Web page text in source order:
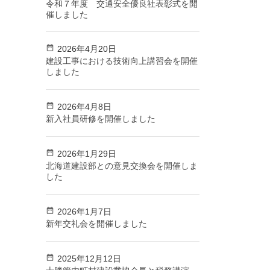
令和７年度 交通安全優良社表彰式を開
催しました
2026年4月20日
建設工事における技術向上講習会を開催
しました
2026年4月8日
新入社員研修を開催しました
2026年1月29日
北海道建設部との意見交換会を開催しま
した
2026年1月7日
新年交礼会を開催しました
2025年12月12日